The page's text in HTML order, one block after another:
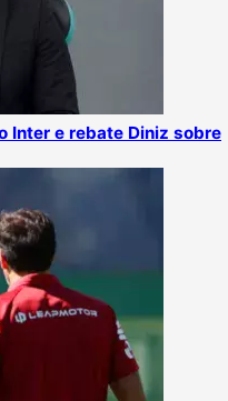
Inter e rebate Diniz sobre